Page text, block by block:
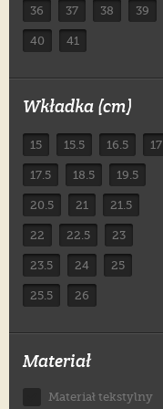
36 37 38 39
40 41
Wkładka (cm)
15 15.5 16.5 17
17.5 18.5 19.5
20.5 21 21.5
22 22.5 23
23.5 24 25
25.5 26
Materiał
Materiał tekstylny